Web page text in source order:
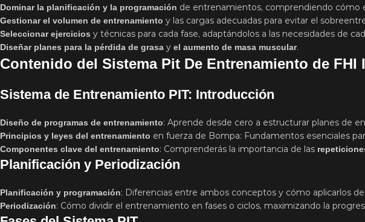
Dominar la planificación y la programación de entrenamientos, comprendiendo cómo
Gestionar el volumen de entrenamiento y las cargas adecuadas para evitar el
Seleccionar ejercicios y técnicas para cada fase, adaptándolos a las necesidades de
Diseñar planes para la pérdida de grasa y el aumento de masa muscular.
Contenido del Sistema Pit De Entrenamiento de FHI
Sistema de Entrenamiento PIT: Introducción
Diseño de programas de entrenamiento: Aprende desde cero a estructurar planes de
Principios y leyes del entrenamiento en fuerza de Bompa: Fundamentos esenciales
Componentes clave del entrenamiento: Comprenderás la importancia de las
Planificación y Periodización
Planificación y programación: Diferencias entre ambos conceptos y cómo aplicarlos
Periodización: Cómo dividir el entrenamiento en fases o ciclos, maximizando la